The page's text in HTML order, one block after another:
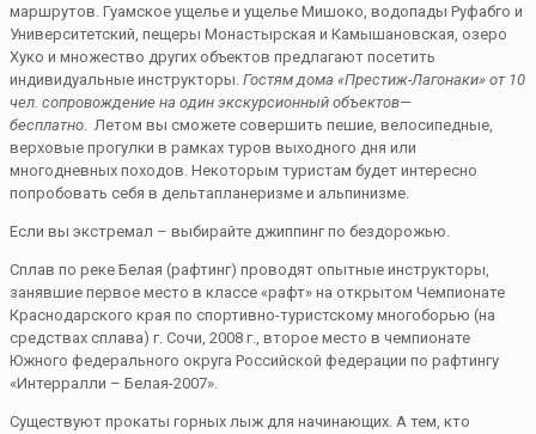
маршрутов. Гуамское ущелье и ущелье Мишоко, водопады Руфабго и
Университетский, пещеры Монастырская и Камышановская, озеро
Хуко и множество других объектов предлагают посетить
индивидуальные инструкторы. Гостям дома «Престиж-Лагонаки» от 10
чел. сопровождение на один экскурсионный объектов—
бесплатно . Летом вы сможете совершить пешие, велосипедные,
верховые прогулки в рамках туров выходного дня или
многодневных походов. Некоторым туристам будет интересно
попробовать себя в дельтапланеризме и альпинизме.
Если вы экстремал – выбирайте джиппинг по бездорожью.
Сплав по реке Белая (рафтинг) проводят опытные инструкторы,
занявшие первое место в классе «рафт» на открытом Чемпионате
Краснодарского края по спортивно-туристскому многоборью (на
средствах сплава) г. Сочи, 2008 г., второе место в чемпионате
Южного федерального округа Российской федерации по рафтингу
«Интерралли – Белая-2007».
Существуют прокаты горных лыж для начинающих. А тем, кто